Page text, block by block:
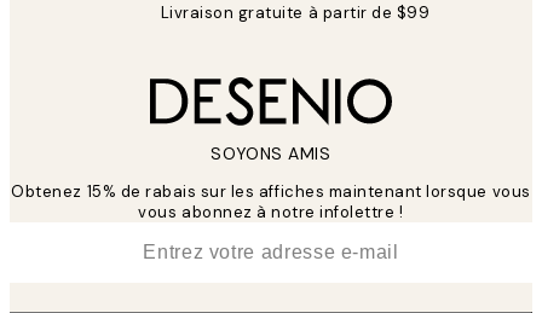
Livraison gratuite à partir de $99
SOYONS AMIS
Obtenez 15% de rabais sur les affiches maintenant lorsque vous
vous abonnez à notre infolettre !